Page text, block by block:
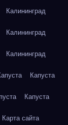
Калининград
Калининград
Калининград
Капуста
Капуста
Карта сайта